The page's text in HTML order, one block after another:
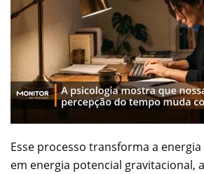
Esse processo transforma a
em energia potencial gravitacional,